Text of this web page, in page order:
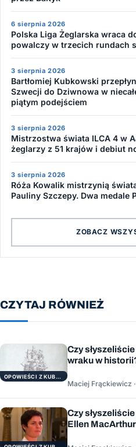
6 sierpnia 2026
Polska Liga Żeglarska wraca
powalczy w trzecich rundach
3 sierpnia 2026
Bartłomiej Kubkowski
Szwecji do Dziwnowa w
piątym podejściem
3 sierpnia 2026
Mistrzostwa świata ILCA 4 w
żeglarzy z 51 krajów i debiut
3 sierpnia 2026
Róża Kowalik mistrzynią
Pauliny Szczepy. Dwa medale
ZOBACZ
CZYTAJ RÓWNIEŻ
OPOWIEŚCI Z KUBRYKU
Czy
wraku w
Maciej Frąckiewicz ·
Czy
Ellen